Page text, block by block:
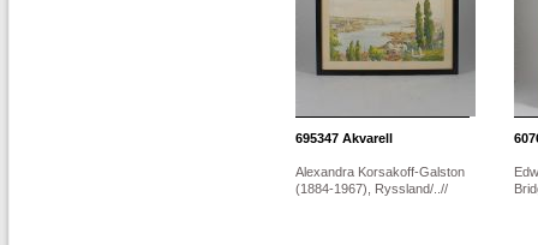
695347 Akvarell
Alexandra Korsakoff-Galston
(1884-1967), Ryssland/..//